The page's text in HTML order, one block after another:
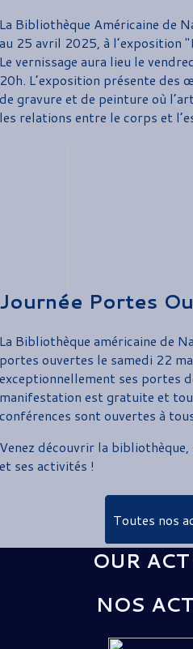
Bibliothèque Américaine de
25 avril 2025, à l’exposition
vernissage aura lieu le
L’exposition présente des
gravure et de peinture où
relations entre le corps et
Portes
Bibliothèque américaine de
ouvertes le samedi 22
ses portes
est gratuite et
sont ouvertes à
découvrir la
ses activités !
Toutes nos
OUR
NOS